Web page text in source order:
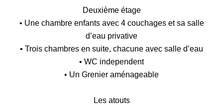
Deuxième étage
• Une chambre enfants avec 4 couchages et sa salle
d’eau privative
• Trois chambres en suite, chacune avec salle d’eau
• WC independent
• Un Grenier aménageable
Les atouts